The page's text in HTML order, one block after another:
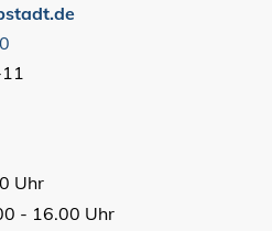
Uhr
- 16.00 Uhr